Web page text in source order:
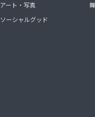
アート・写真
ソーシャルグッド